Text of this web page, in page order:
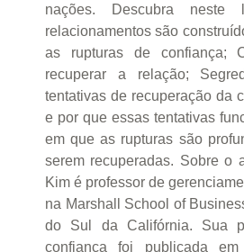
nações. Descubra
relacionamentos são
as rupturas de confiança;
recuperar a relação;
tentativas de recuperação da
e por que essas tentativas
em que as rupturas são
serem recuperadas. Sobre o
Kim é professor de
na Marshall School of
do Sul da Califórnia. Sua
confiança foi publicada